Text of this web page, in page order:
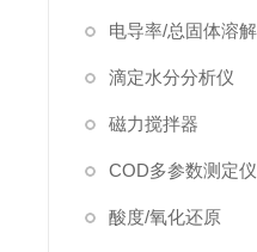
电导率/总固体溶
滴定水分分析仪
磁力搅拌器
COD多参数测定仪
酸度/氧化还原